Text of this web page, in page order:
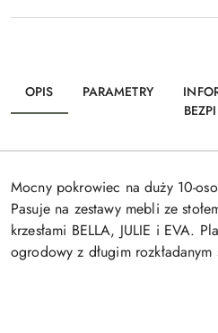
OPIS PARAMETRY
Mocny pokrowiec na duży 10-
Pasuje na zestawy mebli ze
krzesłami BELLA, JULIE i EVA.
ogrodowy z długim rozkładanym